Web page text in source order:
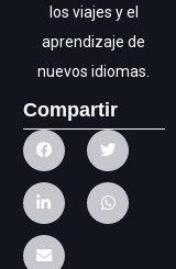
los viajes y el
aprendizaje de
nuevos idiomas.
Compartir